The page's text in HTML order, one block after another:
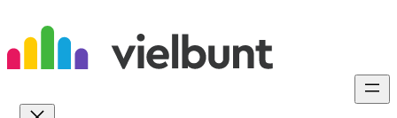
Inhalt
springen